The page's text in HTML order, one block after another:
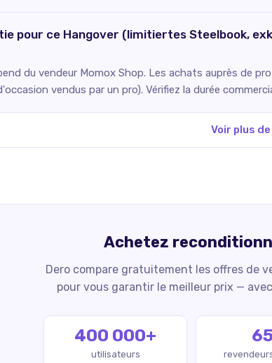
pour ce Hangover (limitiertes Steelbook,
du vendeur Momox Shop. Les achats auprès de
vendus par un pro). Vérifiez la durée
Voir plus
Achetez
Dero compare gratuitement les offres de
pour vous garantir le meilleur prix —
400 000+
utilisateurs